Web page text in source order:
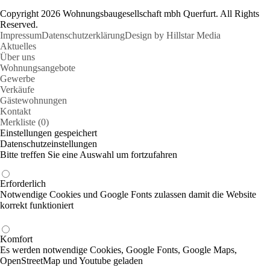
Copyright 2026 Wohnungsbaugesellschaft mbh Querfurt. All Rights
Reserved.
ImpressumDatenschutzerklärungDesign by Hillstar Media
Aktuelles
Über uns
Wohnungsangebote
Gewerbe
Verkäufe
Gästewohnungen
Kontakt
Merkliste (0)
Einstellungen gespeichert
Datenschutzeinstellungen
Bitte treffen Sie eine Auswahl um fortzufahren
Erforderlich
Notwendige Cookies und Google Fonts zulassen damit die Website
korrekt funktioniert
Komfort
Es werden notwendige Cookies, Google Fonts, Google Maps,
OpenStreetMap und Youtube geladen